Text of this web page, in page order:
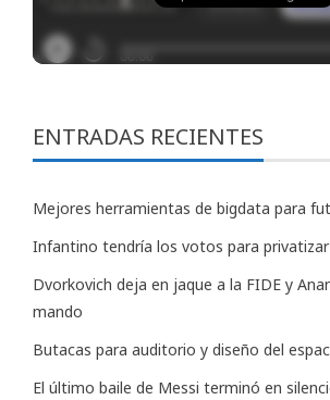
ENTRADAS RECIENTES
Mejores herramientas de bigdata para
Infantino tendría los votos para
Dvorkovich deja en jaque a la FIDE y
mando
Butacas para auditorio y diseño del
El último baile de Messi terminó en